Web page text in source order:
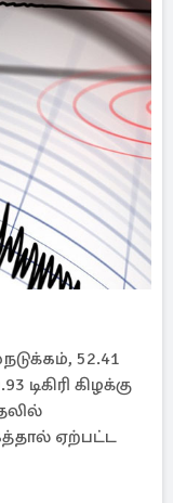
52.41
டிகிரி கிழக்கு
ஏற்பட்ட